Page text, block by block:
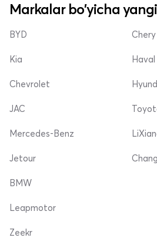
Markalar bo'yicha
BYD
Kia
Chevrolet
Chery
Haval
JAC
Mercedes-Benz
Jetour
BMW
Leapmotor
Zeekr